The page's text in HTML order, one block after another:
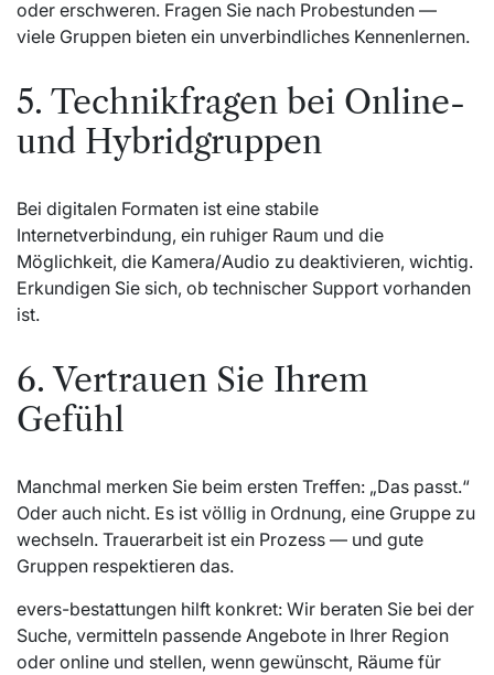
oder erschweren. Fragen Sie nach Probestunden —
viele Gruppen bieten ein unverbindliches Kennenlernen.
5. Technikfragen bei Online-
und Hybridgruppen
Bei digitalen Formaten ist eine stabile
Internetverbindung, ein ruhiger Raum und die
Möglichkeit, die Kamera/Audio zu deaktivieren, wichtig.
Erkundigen Sie sich, ob technischer Support vorhanden
ist.
6. Vertrauen Sie Ihrem
Gefühl
Manchmal merken Sie beim ersten Treffen: „Das passt.“
Oder auch nicht. Es ist völlig in Ordnung, eine Gruppe zu
wechseln. Trauerarbeit ist ein Prozess — und gute
Gruppen respektieren das.
evers-bestattungen hilft konkret: Wir beraten Sie bei der
Suche, vermitteln passende Angebote in Ihrer Region
oder online und stellen, wenn gewünscht, Räume für